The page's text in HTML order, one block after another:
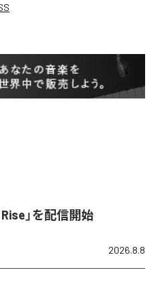
」を配信開始
2026.8.8